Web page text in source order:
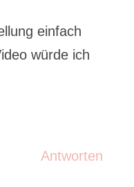
einfach
würde ich
Antworten